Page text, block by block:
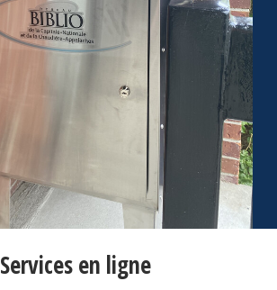
Services en ligne